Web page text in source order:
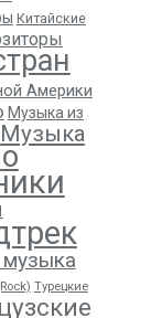
Китайские
Америки
Музыка из
Музыка
Турецкие